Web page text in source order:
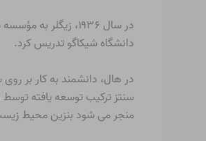
در سال ۱۹۳۶،
دانشگاه شیکاگو تدریس کرد.
در هال، دانشمند به کار بر روی
سنتز ترکیب توسعه یافته
منجر می شود بنزینمحیط